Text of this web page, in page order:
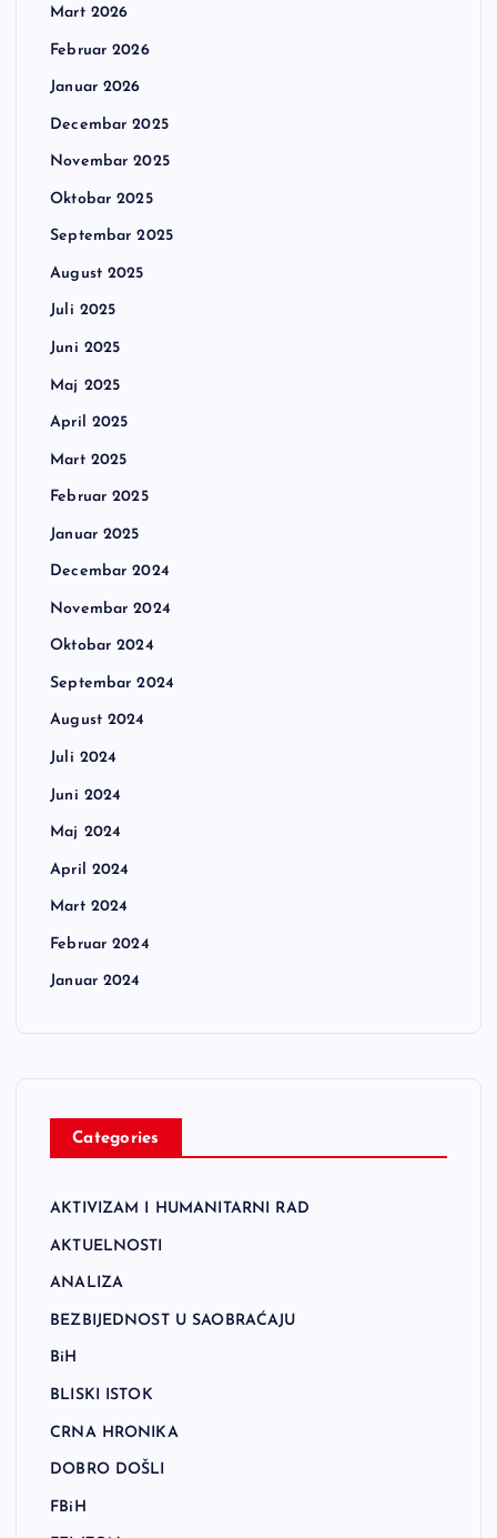
Mart 2026
Februar 2026
Januar 2026
Decembar 2025
Novembar 2025
Oktobar 2025
Septembar 2025
August 2025
Juli 2025
Juni 2025
Maj 2025
April 2025
Mart 2025
Februar 2025
Januar 2025
Decembar 2024
Novembar 2024
Oktobar 2024
Septembar 2024
August 2024
Juli 2024
Juni 2024
Maj 2024
April 2024
Mart 2024
Februar 2024
Januar 2024
Categories
AKTIVIZAM I HUMANITARNI RAD
AKTUELNOSTI
ANALIZA
BEZBIJEDNOST U SAOBRAĆAJU
BiH
BLISKI ISTOK
CRNA HRONIKA
DOBRO DOŠLI
FBiH